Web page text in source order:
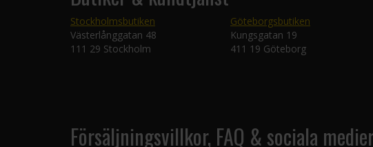
Stockholmsbutiken
Västerlånggatan 48
111 29 Stockholm
Göteborgsbutiken
Kungsgatan 19
411 19 Göteborg
Försäljningsvillkor, FAQ & sociala